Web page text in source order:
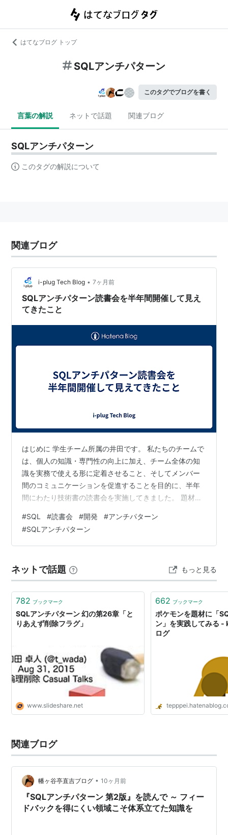
はてなブログ トップ
SQLアンチパターン
このタグでブログを書く
言葉の解説 ネットで話題 関連ブログ
SQLアンチパターン
このタグの解説について
関連ブログ
i-plug Tech Blog • 7ヶ月前
SQLアンチパターン読書会を半年間開催して見え
てきたこと
はじめに 学生チーム所属の井田です。 私たちのチームで
は、個人の知識・専門性の向上に加え、チーム全体の知
識を実務で使える形に定着させること、そしてメンバー
間のコミュニケーションを促進することを目的に、半年
間にわたり技術書の読書会を実施してきました。 題材と
書は、単なる SQL の書き方を解説するものではなく、
「なぜその設計が問題になりやすいのか」「どのような
背景でアンチパターンが生まれるのか」を豊富な事例と
でした。 本記事では、読書会の運営方法、実際の議論内
容、そして半年間を通して得られた…
#SQL #読書会 #開発 #アンチパターン
#SQLアンチパターン
ネットで話題 もっと見る
782 ブックマーク
SQLアンチパターン 幻の第26章「と
りあえず削除フラグ」
www.slideshare.net
662 ブックマーク
ポケモンを題材に「
ン」を実践してみる
ログ
関連ブログ
幡ヶ谷亭直吉ブログ • 10ヶ月前
『SQLアンチパターン 第2版』を読んで ～ フィー
ドバックを得にくい領域こそ体系立てた知識を